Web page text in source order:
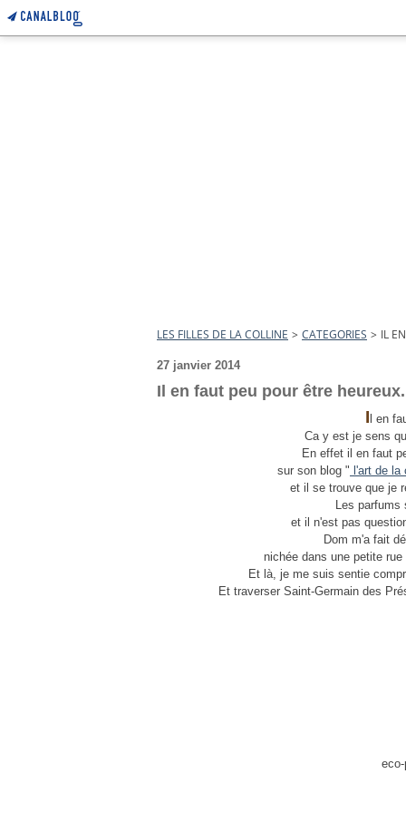
LES FILLES DE LA COLLINE > CATEGORIES > IL
27 janvier 2014
Il en faut peu pour être
I l en
Ca y est je sens
En effet il en faut
sur son blog " l'art de la
et il se trouve que je
Les parfums
et il n'est pas
Dom m'a fait
nichée dans une petite
Et là, je me suis sentie
Et traverser Saint-Germain des